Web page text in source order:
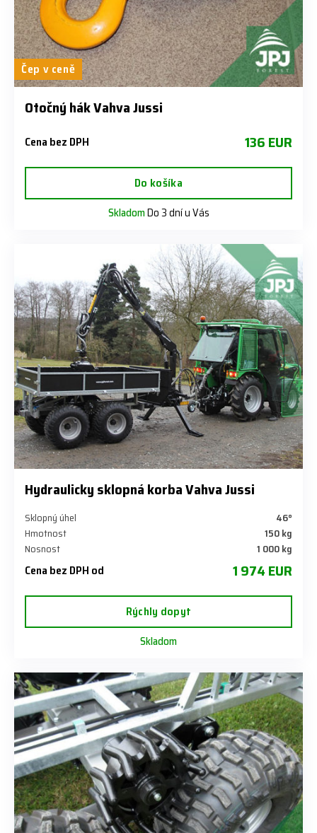
Čep v ceně
Otočný hák Vahva Jussi
Cena bez DPH 136 EUR
Do košíka
SkladomDo 3 dní u Vás
Hydraulicky sklopná korba Vahva Jussi
Sklopný úhel
46°
Hmotnost
150 kg
Nosnost
1 000 kg
Cena bez DPH od 1 974 EUR
Rýchly dopyt
Skladom